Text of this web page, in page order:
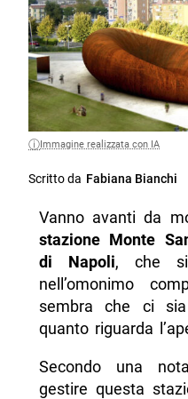
Immagine realizzata con IA
Scritto da Fabiana Bianchi
Vanno avanti da
stazione Monte
di Napoli, che si
nell’omonimo
sembra che ci
quanto riguarda
Secondo una
gestire questa